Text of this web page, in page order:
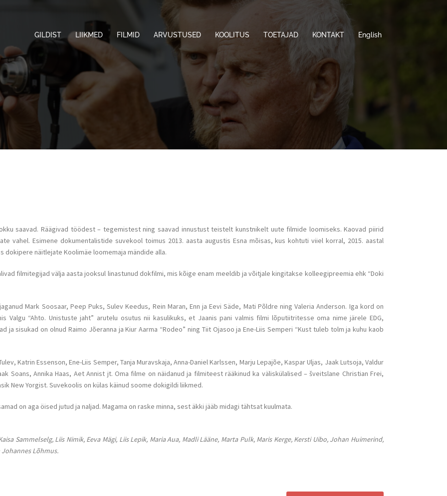
GILDIST LIIKMED FILMID ARVUSTUSED KOOLITUS TOETAJAD KONTAKT English
saavad. Räägivad töödest – tegemistest ning saavad innustust teistelt kunstnikelt uute filmide loomiseks. Kaovad piirid
vahel. Esimene dokumentalistide suvekool toimus 2013. aasta augustis Esna mõisas, kus kohtuti viiel korral, 2015. aastal
dokipere näitlejate Koolimäe loomemaja mändide alla.
filmitegijad välja aasta jooksul linastunud dokfilmi, mis kõige enam meeldib ja võitjale kingitakse kolleegipreemia ehk “Doki
Mark Soosaar, Peep Puks, Sulev Keedus, Rein Maran, Enn ja Eevi Säde, Mati Põldre ning Valeria Anderson. Iga kord on
Valgu “Ahto. Unistuste jaht” arutelu osutus nii kasulikuks, et Jaanis pani valmis filmi lõputiitritesse oma nime järele EDG,
sisukad on olnud Raimo Jõeranna ja Kiur Aarma “Rodeo” ning Tiit Ojasoo ja Ene-Liis Semperi “Kust tuleb tolm ja kuhu kaob
Katrin Essenson, Ene-Liis Semper, Tanja Muravskaja, Anna-Daniel Karlssen, Marju Lepajõe, Kaspar Uljas, Jaak Lutsoja, Valdur
Soans, Annika Haas, Aet Annist jt. Oma filme on näidanud ja filmiteest rääkinud ka väliskülalised – šveitslane Christian Frei,
New Yorgist. Suvekoolis on külas käinud soome dokigildi liikmed.
on aga öised jutud ja naljad. Magama on raske minna, sest äkki jääb midagi tähtsat kuulmata.
Sammelselg, Liis Nimik, Eeva Mägi, Liis Lepik, Maria Aua, Madli Lääne, Marta Pulk, Maris Kerge, Kersti Uibo, Johan Huimerind,
Johannes Lõhmus.